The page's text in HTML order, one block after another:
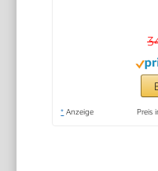
* Anzeige Preis